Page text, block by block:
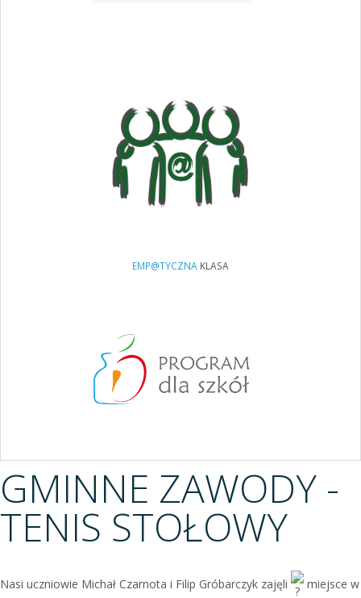
EMP@TYCZNA KLASA
GMINNE ZAWODY -
TENIS STOŁOWY
Nasi uczniowie Michał Czarnota i Filip Gróbarczyk zajęli
miejsce w